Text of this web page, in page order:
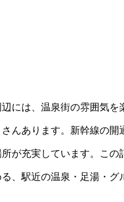
には、温泉街の雰囲気を
んあります。新幹線の開
が充実しています。この
、駅近の温泉・足湯・グ